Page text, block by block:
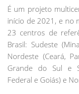
É um projeto
início de 2021, e no
23 centros de
Brasil: Sudeste
Nordeste (Ceará,
Grande do Sul e
Federal e Goiás) e